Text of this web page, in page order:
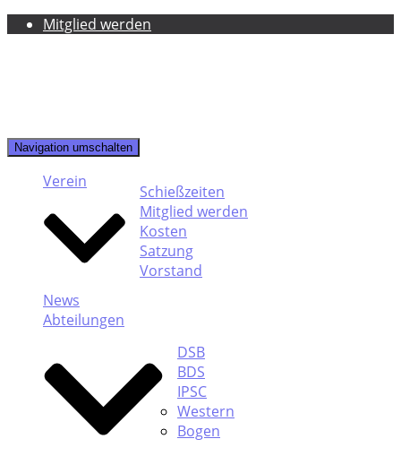
Mitglied werden
Navigation umschalten
Verein
Schießzeiten
Mitglied werden
Kosten
Satzung
Vorstand
News
Abteilungen
DSB
BDS
IPSC
Western
Bogen